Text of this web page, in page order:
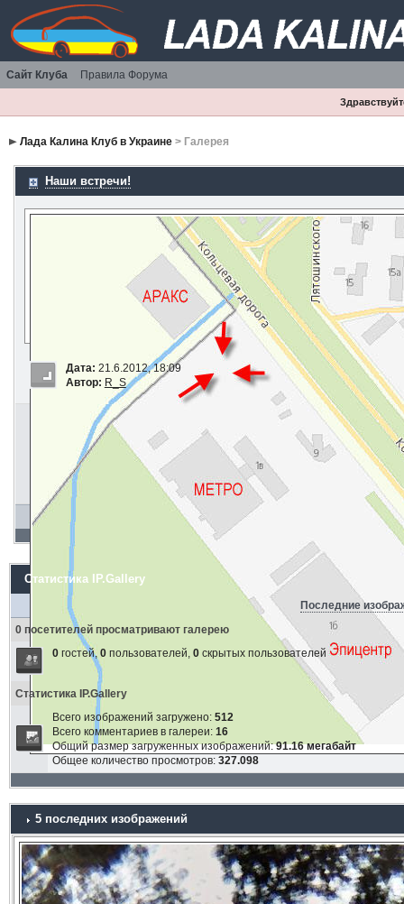
Сайт Клуба Правила Форума
Лада Калина Клуб в Украине> Галерея
Наши встречи!
Дата: 21.6.2012, 18:09
Автор: R_S
Статистика IP.Gallery
Последние
0 посетителей просматривают галерею
0гостей, 0пользователей, 0скрытых пользователей
Статистика IP.Gallery
Всего изображений загружено: 512
Всего комментариев в галереи: 16
Общий размер загруженных изображений:91.16 мегабайт
Общее количество просмотров: 327.098
5 последних изображений